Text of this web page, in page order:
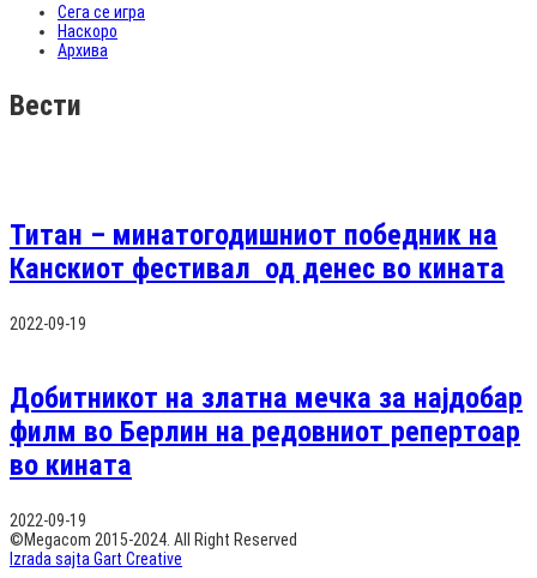
Сега се игра
Наскоро
Архива
Вести
Титан – минатогодишниот победник на
Канскиот фестивал од денес во кината
2022-09-19
Добитникот на златна мечка за најдобар
филм во Берлин на редовниот репертоар
во кината
2022-09-19
©Megacom 2015-2024. All Right Reserved
Izrada sajta Gart Creative